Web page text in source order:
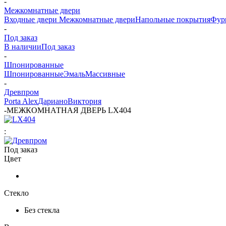
Межкомнатные двери
Входные двери Межкомнатные двериНапольные покрытия
-
Под заказ
В наличииПод заказ
-
Шпонированные
ШпонированныеЭмальМассивные
-
Древпром
Porta AlexДарианоВиктория
-МЕЖКОМНАТНАЯ ДВЕРЬ LX404
:
Под заказ
Цвет
Стекло
Без стекла